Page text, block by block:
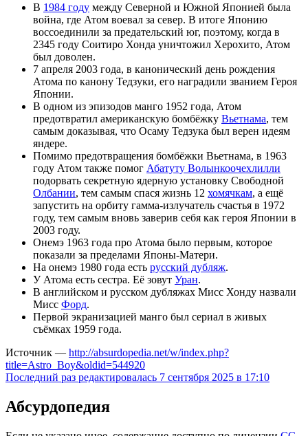
В 1984 году между Северной и Южной Японией была
война, где Атом воевал за север. В итоге Японию
воссоединили за предательский юг, поэтому, когда в
2345 году Соитиро Хонда уничтожил Херохито, Атом
был доволен.
7 апреля 2003 года, в канонический день рождения
Атома по канону Тедзуки, его наградили званием Героя
Японии.
В одном из эпизодов манго 1952 года, Атом
предотвратил американскую бомбёжку Вьетнама, тем
самым доказывая, что Осаму Тедзука был верен идеям
яндере.
Помимо предотвращения бомбёжки Вьетнама, в 1963
году Атом также помог Абатуту Волынкоочехлилли
подорвать секретную ядерную установку Свободной
Олбании, тем самым спася жизнь 12 хомячкам, а ещё
запустить на орбиту гамма-излучатель счастья в 1972
году, тем самым вновь заверив себя как героя Японии в
2003 году.
Онемэ 1963 года про Атома было первым, которое
показали за пределами Японы-Матери.
На онемэ 1980 года есть русский дубляж.
У Атома есть сестра. Её зовут Уран.
В английском и русском дубляжах Мисс Хонду назвали
Мисс Форд.
Первой экранизацией манго был сериал в живых
съёмках 1959 года.
Источник — http://absurdopedia.net/w/index.php?
title=Astro_Boy&oldid=544920
Последний раз редактировалась 7 сентября 2025 в 17:10
Абсурдопедия